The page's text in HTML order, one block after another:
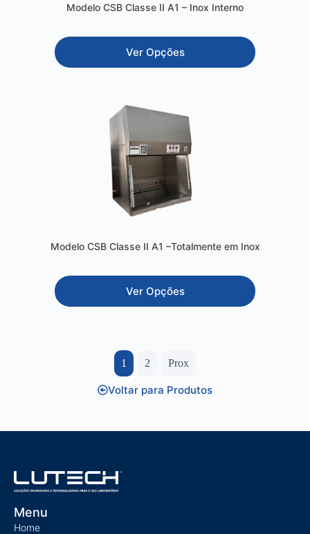
Modelo CSB Classe II A1 – Inox Interno
Ver Opções
Modelo CSB Classe II A1 –Totalmente em Inox
Ver Opções
1 2 Prox
Voltar para Produtos
Menu
Home